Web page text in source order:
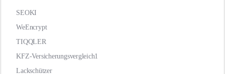
SEOKI
WeEncrypt
TIQQLER
KFZ-Versicherungsvergleich1
Lackschützer